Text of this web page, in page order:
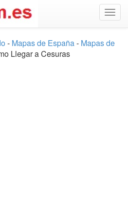
- Mapas de España- Mapas de
Llegar a Cesuras